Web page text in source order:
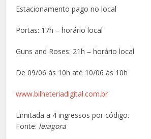
Estacionamento pago no local
Portas: 17h – horário local
Guns and Roses: 21h – horário local
De 09/06 às 10h até 10/06 às 10h
www.bilheteriadigital.com.br
Limitada a 4 ingressos por código.
Fonte: leiagora